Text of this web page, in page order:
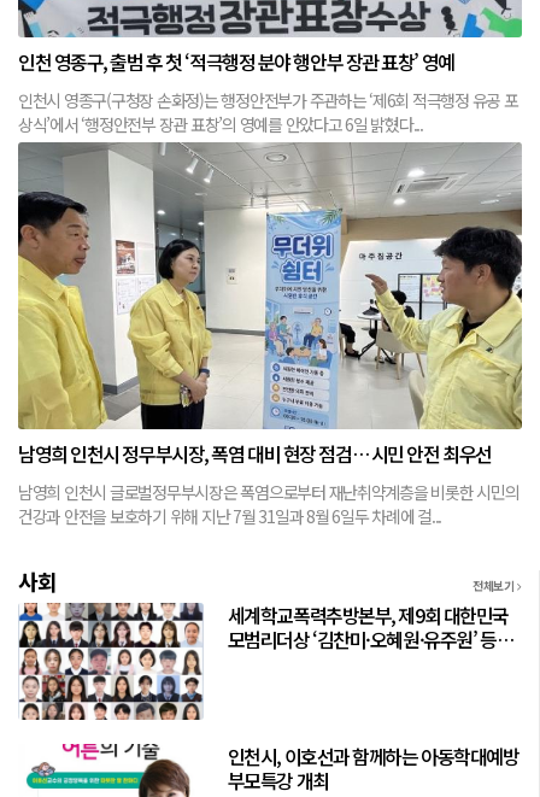
인천 영종구, 출범 후 첫 ‘적극행정 분야 행안부 장관 표창’ 영예
인천시 영종구(구청장 손화정)는 행정안전부가 주관하는 ‘제6회 적극행정 유공 포
상식’에서 ‘행정안전부 장관 표창’의 영예를 안았다고 6일 밝혔다...
남영희 인천시 정무부시장, 폭염 대비 현장 점검… 시민 안전 최우선
남영희 인천시 글로벌정무부시장은 폭염으로부터 재난취약계층을 비롯한 시민의
건강과 안전을 보호하기 위해 지난 7월 31일과 8월 6일두 차례에 걸...
사회 전체보기
세계학교폭력추방본부, 제9회 대한민국
모범리더상 ‘김찬미·오혜원·유주원’ 등
인천시, 이호선과 함께하는 아동학대예방
부모특강 개최